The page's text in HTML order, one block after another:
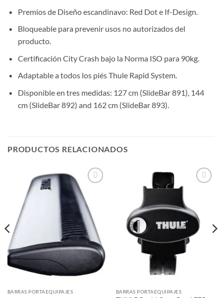
Premios de Diseño escandinavo: Red Dot e If-Design.
Bloqueable para prevenir usos no autorizados del
producto.
Certificación City Crash bajo la Norma ISO para 90kg.
Adaptable a todos los piés Thule Rapid System.
Disponible en tres medidas: 127 cm (SlideBar 891), 144
cm (SlideBar 892) and 162 cm (SlideBar 893).
PRODUCTOS RELACIONADOS
lista de
deseos
BARRAS PORTAEQUIPAJES
deseos
BARRAS PORTAEQUIPAJES